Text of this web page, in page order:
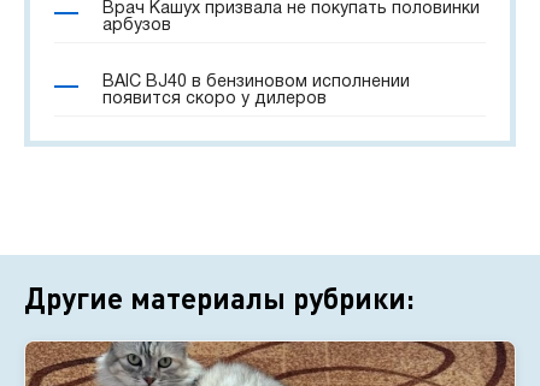
Врач Кашух призвала не покупать половинки
арбузов
BAIC BJ40 в бензиновом исполнении
появится скоро у дилеров
Другие материалы рубрики: